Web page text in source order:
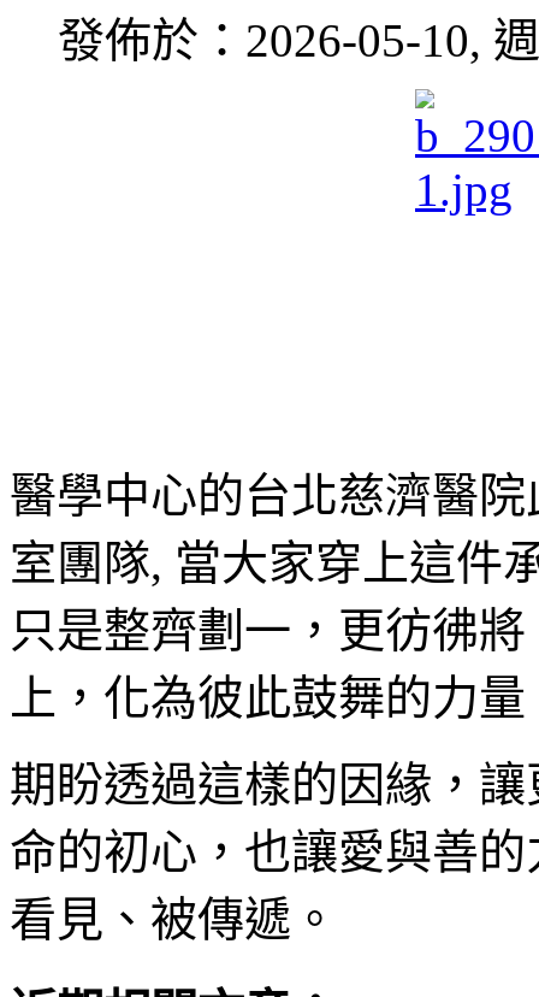
發佈於：2026-05-10,
醫學中心的台北慈濟醫
室團隊, 當大家穿上這件
只是整齊劃一，更彷彿
上，化為彼此鼓舞的力量
期盼透過這樣的因緣，
命的初心，也讓愛與善
看見、被傳遞。